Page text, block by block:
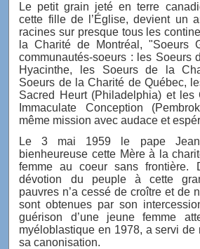
Le petit grain jeté en terre
cette fille de l’Église, devient un
racines sur presque tous les
la Charité de Montréal, "Soeurs
communautés-soeurs : les Soeurs
Hyacinthe, les Soeurs de la
Soeurs de la Charité de Québec,
Sacred Heurt (Philadelphia) et les
Immaculate Conception
même mission avec audace et
Le 3 mai 1959 le pape Jean
bienheureuse cette Mère à la
femme au coeur sans frontière.
dévotion du peuple à cette
pauvres n’a cessé de croître et de
sont obtenues par son
guérison d’une jeune femme
myéloblastique en 1978, a servi de
sa canonisation.